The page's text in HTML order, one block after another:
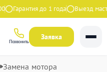
Гарантия до 1 года Выезд
Позвонить
Заявка
Замена мотора